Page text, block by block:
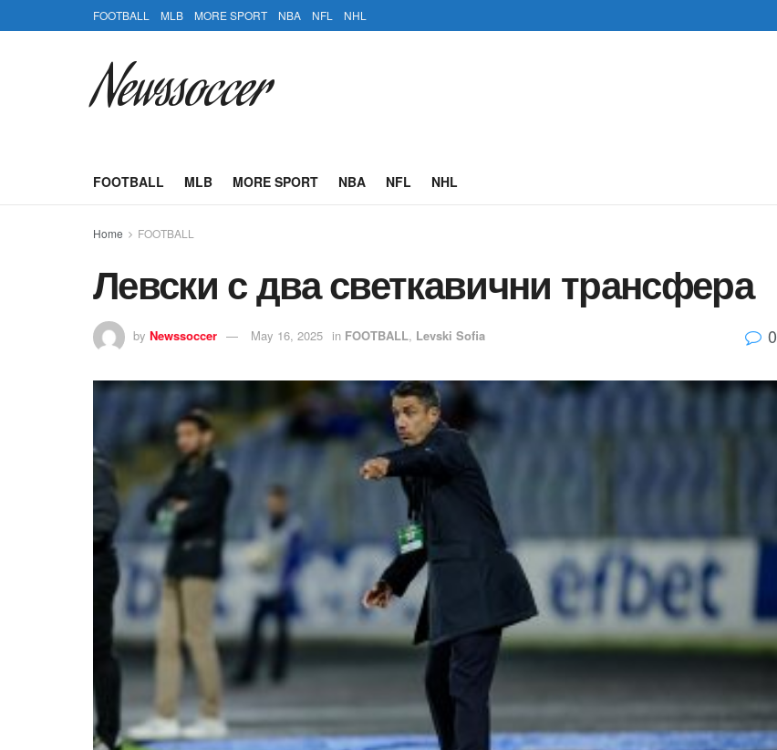
FOOTBALL MLB MORE SPORT NBA NFL NHL
Newssoccer
FOOTBALL MLB MORE SPORT NBA NFL NHL
Home FOOTBALL
Левски с два светкавични трансфера
by Newssoccer May 16, 2025 in FOOTBALL, Levski Sofia 0